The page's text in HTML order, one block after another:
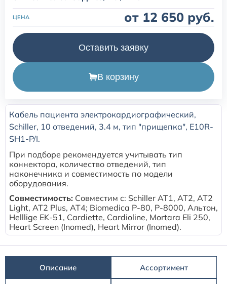
ЦЕНА от 12 650 руб.
Оставить заявку
В корзину
Кабель пациента электрокардиографический,
Schiller, 10 отведений, 3.4 м, тип "прищепка", E10R-
SH1-P/I.
При подборе рекомендуется учитывать тип
коннектора, количество отведений, тип
наконечника и совместимость по модели
оборудования.
Совместимость: Совместим с: Schiller AT1, AT2, AT2
Light, AT2 Plus, AT4; Biomedica P-80, P-8000, Альтон,
Helllige EK-51, Cardiette, Cardioline, Mortara Eli 250,
Heart Screen (Inomed), Heart Mirror (Inomed).
Описание Ассортимент
Расходные материалы для транскутанного монитора
Sentec
Расходные материалы к аппарату Авента-М
Расходные материалы к аппаратам ИВЛ Hamilton
Расходные материалы к аппаратам ИВЛ Mindray
Расходные материалы к аппаратам ИВЛ Drager
Расходные материалы к аппаратам Comen
Расходные материалы для ИВЛ Puritan Bennett
Расходные материалы к аппаратам Philips